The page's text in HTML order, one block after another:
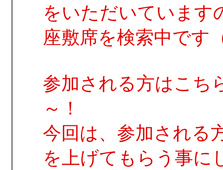
をいただいています
座敷席を検索中です
参加される方はこち
～！
今回は、参加される
を上げてもらう事に